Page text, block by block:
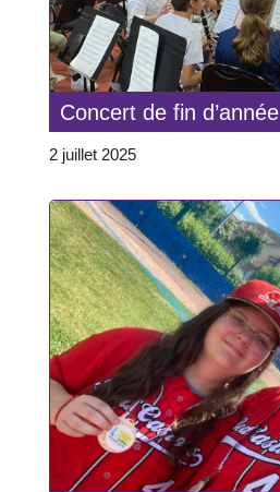
Concert de fin d’année
2 juillet 2025